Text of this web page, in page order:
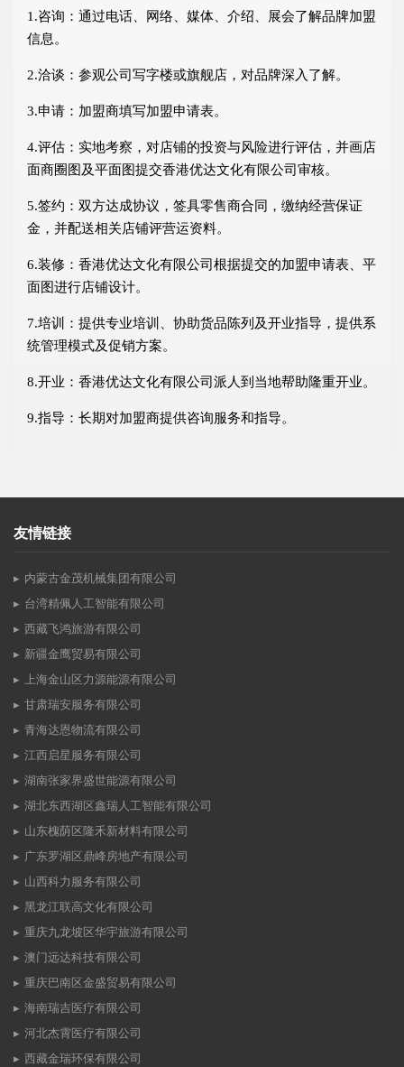
1.咨询：通过电话、网络、媒体、介绍、展会了解品牌加盟
信息。
2.洽谈：参观公司写字楼或旗舰店，对品牌深入了解。
3.申请：加盟商填写加盟申请表。
4.评估：实地考察，对店铺的投资与风险进行评估，并画店
面商圈图及平面图提交香港优达文化有限公司审核。
5.签约：双方达成协议，签具零售商合同，缴纳经营保证
金，并配送相关店铺评营运资料。
6.装修：香港优达文化有限公司根据提交的加盟申请表、平
面图进行店铺设计。
7.培训：提供专业培训、协助货品陈列及开业指导，提供系
统管理模式及促销方案。
8.开业：香港优达文化有限公司派人到当地帮助隆重开业。
9.指导：长期对加盟商提供咨询服务和指导。
友情链接
内蒙古金茂机械集团有限公司
台湾精佩人工智能有限公司
西藏飞鸿旅游有限公司
新疆金鹰贸易有限公司
上海金山区力源能源有限公司
甘肃瑞安服务有限公司
青海达恩物流有限公司
江西启星服务有限公司
湖南张家界盛世能源有限公司
湖北东西湖区鑫瑞人工智能有限公司
山东槐荫区隆禾新材料有限公司
广东罗湖区鼎峰房地产有限公司
山西科力服务有限公司
黑龙江联高文化有限公司
重庆九龙坡区华宇旅游有限公司
澳门远达科技有限公司
重庆巴南区金盛贸易有限公司
海南瑞吉医疗有限公司
河北杰霄医疗有限公司
西藏金瑞环保有限公司